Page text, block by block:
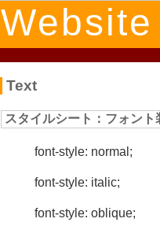
Text
スタイルシート：フォント
font-style: normal;
font-style: italic;
font-style: oblique;